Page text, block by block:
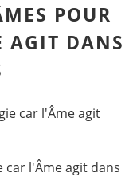
POUR
AGIT DANS
car l'Âme agit dans